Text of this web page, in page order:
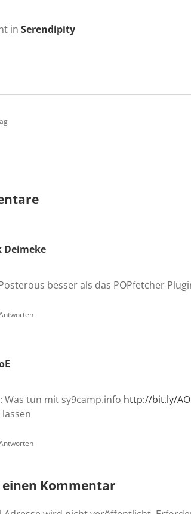
in Serendipity
Deimeke
besser als das POPfetcher
Was tun mit sy9camp.info http://bit.ly/
einen Kommentar